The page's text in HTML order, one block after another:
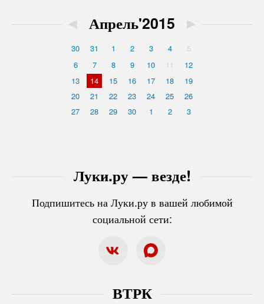
Луки.ру — везде!
Подпишитесь на Луки.ру в вашей любимой
социальной сети:
◄ Апрель'2015 ►
30 31 1 2 3 4
5
6
7 8 9 10 11
12
13
14 15 16 17 18
19
20
21 22 23 24 25
26
27
28 29 30 1 2 3
ВТРК